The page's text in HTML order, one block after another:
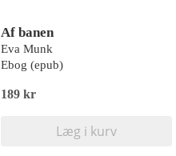
Af banen
Eva Munk
Ebog (epub)
189 kr
Læg i kurv